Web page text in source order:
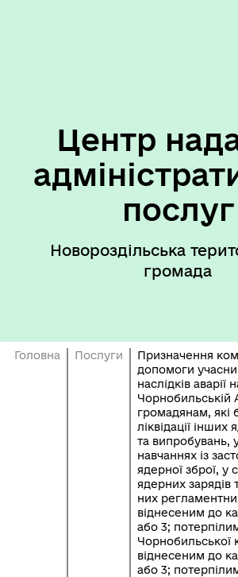
Центр
послуг
Новороздільська
громада
Головна Послуги
Призначення
допомоги
наслідків аварії
Чорнобильській
громадянам, які
ліквідації інших
та випробувань,
навчаннях із
ядерної зброї, у
ядерних зарядів
них
віднесеним до
або 3;
Чорнобильської
віднесеним до
або 3;